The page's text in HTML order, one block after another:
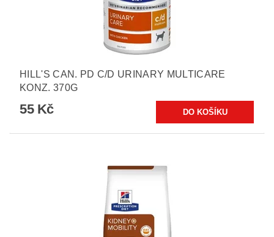
HILL'S CAN. PD C/D URINARY MULTICARE
KONZ. 370G
55 Kč